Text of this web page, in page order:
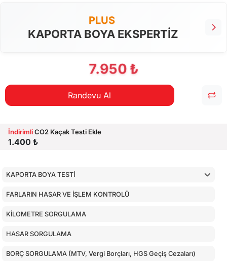
PLUS
KAPORTA BOYA EKSPERTİZ
7.950 ₺
Randevu Al
İndirimliCO2 Kaçak Testi Ekle
1.400 ₺
KAPORTA BOYA TESTİ
FARLARIN HASAR VE İŞLEM KONTROLÜ
KİLOMETRE SORGULAMA
HASAR SORGULAMA
BORÇ SORGULAMA (MTV, Vergi Borçları, HGS Geçiş Cezaları)